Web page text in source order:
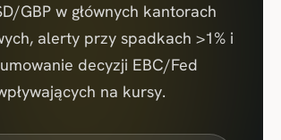
GBP w głównych kantorach
alerty przy spadkach >1% i
decyzji EBC/Fed
na kursy.